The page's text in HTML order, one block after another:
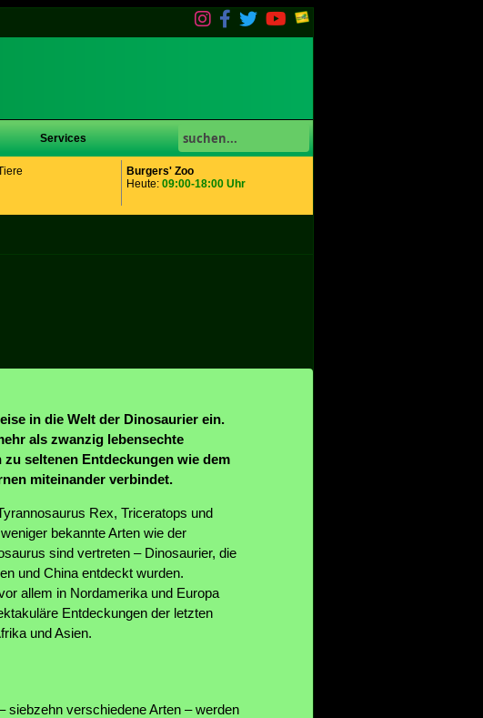
Services
Burgers' Zoo
Heute: 09:00-18:00 Uhr
in die Welt der Dinosaurier ein.
als zwanzig lebensechte
seltenen Entdeckungen wie dem
miteinander verbindet.
Rex, Triceratops und
bekannte Arten wie der
sind vertreten – Dinosaurier, die
und China entdeckt wurden.
allem in Nordamerika und Europa
Entdeckungen der letzten
und Asien.
siebzehn verschiedene Arten – werden